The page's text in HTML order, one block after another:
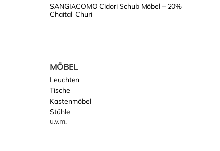
Post
navigation
SANGIACOMO Cidori Schub Möbel – 20%
Chaitali Churi
MÖBEL
Leuchten
Tische
Kastenmöbel
Stühle
u.v.m.